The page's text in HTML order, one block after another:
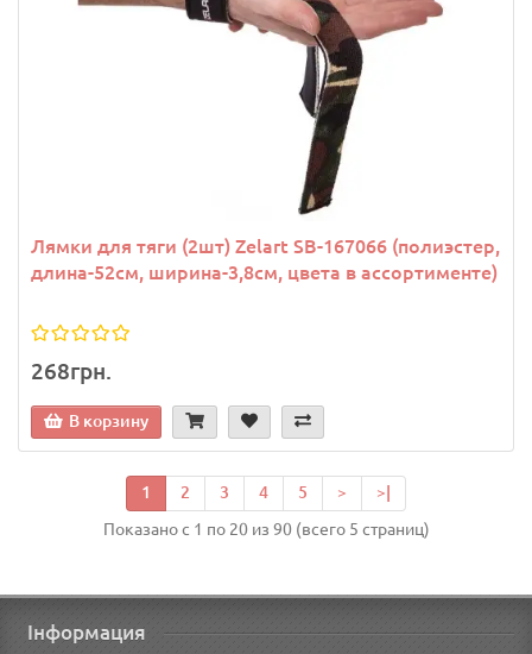
Лямки для тяги (2шт) Zelart SB-167066 (полиэстер,
длина-52см, ширина-3,8см, цвета в ассортименте)
268грн.
В корзину
1 2 3 4 5 >
>|
Показано с 1 по 20 из 90 (всего 5 страниц)
Інформация